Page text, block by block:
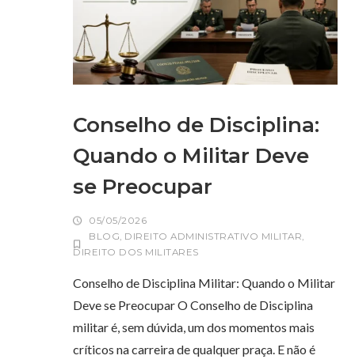
Conselho de Disciplina:
Quando o Militar Deve
se Preocupar
05/05/2026
BLOG DIREITO ADMINISTRATIVO MILITAR
DIREITO DOS MILITARES
Conselho de Disciplina Militar: Quando o Militar
Deve se Preocupar O Conselho de Disciplina
militar é, sem dúvida, um dos momentos mais
críticos na carreira de qualquer praça. E não é